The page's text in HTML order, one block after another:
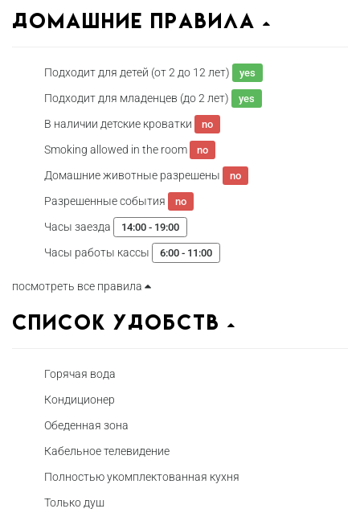
домашние правила
Подходит для детей (от 2 до 12 лет) yes
Подходит для младенцев (до 2 лет) yes
В наличии детские кроватки no
Smoking allowed in the room no
Домашние животные разрешены no
Разрешенные события no
Часы заезда 14:00 - 19:00
Часы работы кассы 6:00 - 11:00
посмотреть все правила
Список удобств
Горячая вода
Кондиционер
Обеденная зона
Кабельное телевидение
Полностью укомплектованная кухня
Только душ